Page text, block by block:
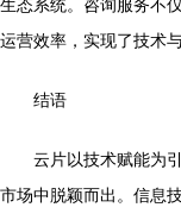
生态系统。咨询服务不
运营效率，实现了技术
结语
云片以技术赋能为
市场中脱颖而出。信息